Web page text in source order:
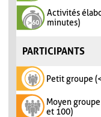
Activités
minutes)
PARTICIPANTS
Petit groupe
Moyen
et 100)